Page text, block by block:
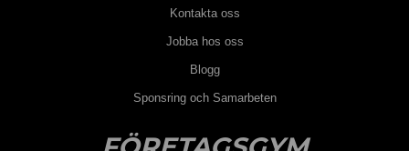
Kontakta oss
Jobba hos oss
Blogg
Sponsring och Samarbeten